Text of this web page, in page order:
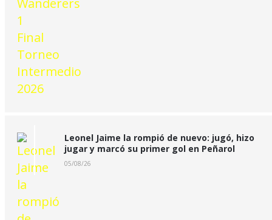
Leonel Jaime la rompió de nuevo: jugó, hizo
jugar y marcó su primer gol en Peñarol
05/08/26